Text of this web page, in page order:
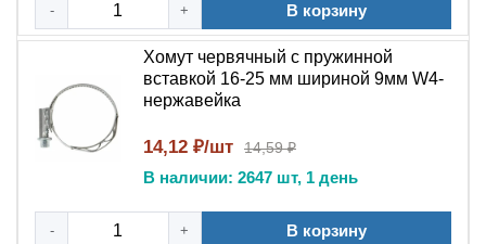
- + В корзину
Хомут червячный с пружинной
вставкой 16-25 мм шириной 9мм W4-
нержавейка
14,12 ₽/шт 14,59 ₽
В наличии: 2647 шт, 1 день
- + В корзину